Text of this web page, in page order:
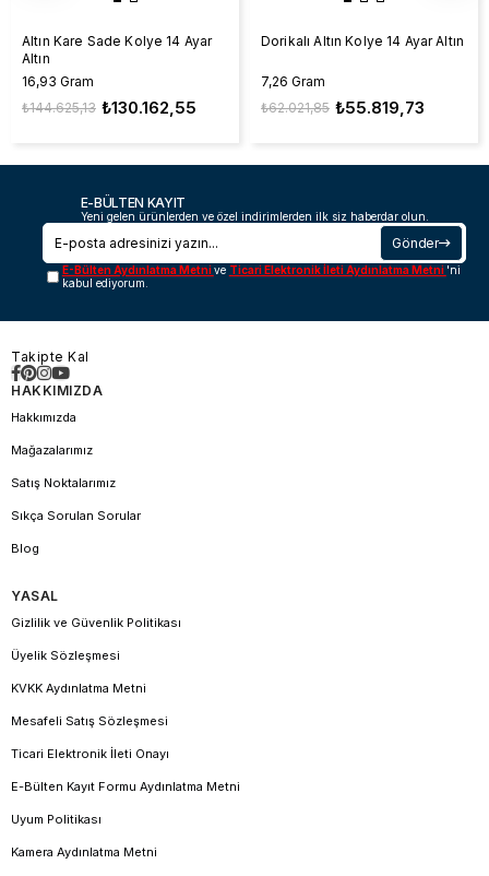
Altın Kare Sade Kolye 14 Ayar
Altın
16,93 Gram
₺130.162,55
₺144.625,13
Dorikalı Altın Kolye 14 Ayar Altın
7,26 Gram
₺55.819,73
₺62.021,85
E-BÜLTEN KAYIT
Yeni gelen ürünlerden ve özel indirimlerden ilk siz haberdar olun.
Gönder
E-Bülten Aydınlatma Metnive Ticari Elektronik İleti Aydınlatma Metni 'ni
kabul ediyorum.
Takipte Kal
HAKKIMIZDA
Hakkımızda
Mağazalarımız
Satış Noktalarımız
Sıkça Sorulan Sorular
Blog
YASAL
Gizlilik ve Güvenlik Politikası
Üyelik Sözleşmesi
KVKK Aydınlatma Metni
Mesafeli Satış Sözleşmesi
Ticari Elektronik İleti Onayı
E-Bülten Kayıt Formu Aydınlatma Metni
Uyum Politikası
Kamera Aydınlatma Metni